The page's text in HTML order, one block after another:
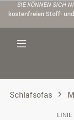
Zum Hauptinhalt springen
SIE KÖNNEN SICH
kostenfreien Stoff-
Schlafsofas